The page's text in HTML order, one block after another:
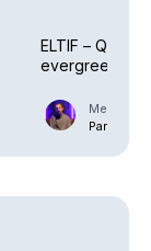
ELTIF – Quels
evergreen
Mercredi
Par